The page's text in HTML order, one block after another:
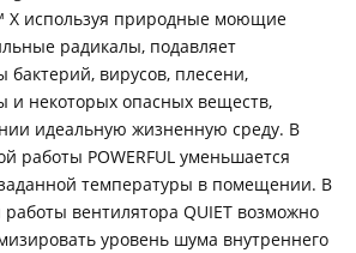
X используя природные моющие
радикалы, подавляет
вирусов, плесени,
и некоторых опасных веществ,
идеальную жизненную среду. В
работы POWERFUL уменьшается
температуры в помещении. В
вентилятора QUIET возможно
уровень шума внутреннего